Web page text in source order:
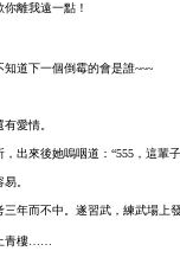
離我遠一點！
道下一個倒霉的會是誰~~~
愛情。
，出來後她嗚咽道：“555，這
。
年而不中。遂習武，練武場上
青樓……